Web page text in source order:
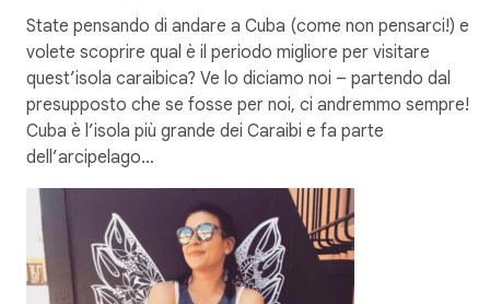
State pensando di andare a Cuba (come non pensarci!) e
volete scoprire qual è il periodo migliore per visitare
quest’isola caraibica? Ve lo diciamo noi – partendo dal
presupposto che se fosse per noi, ci andremmo sempre!
Cuba è l’isola più grande dei Caraibi e fa parte
dell’arcipelago…